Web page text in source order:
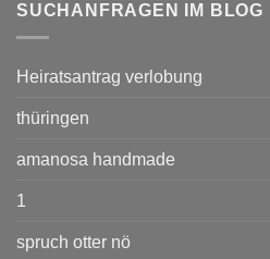
SUCHANFRAGEN IM BLOG
Heiratsantrag verlobung
thüringen
amanosa handmade
1
spruch otter nö